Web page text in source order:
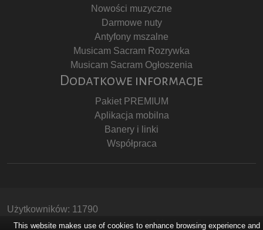
Nowości muzyczne
Darmowe nuty
Antyfony mszalne
Musicam Sacram Rozrywka
Musicam Sacram Ogłoszenia
Dodatkowe informacje
Pakiet PREMIUM
Aplikacja mobilna
Banery i linki
Współpraca
Użytkowników: 11790
Copyright © Stowarzyszenie Musicam Sacram
This website makes use of cookies to enhance browsing experience and